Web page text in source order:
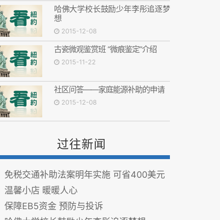
哈佛大学校长鼓励少年李彤追逐梦
想
2015-12-08
古瓷微观鉴赏班 “微痕鉴定”介绍
2015-11-22
社区问答——家庭能源补助的申请
2015-12-08
过往新闻
免税交通补助法案明年实施 可省400美元
温馨小店 暖暖人心
保障EB5资金 预防与投诉